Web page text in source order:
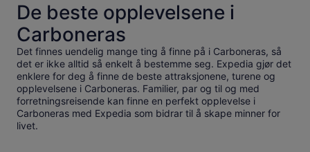
De beste opplevelsene i
Carboneras
Det finnes uendelig mange ting å finne på i Carboneras, så
det er ikke alltid så enkelt å bestemme seg. Expedia gjør det
enklere for deg å finne de beste attraksjonene, turene og
opplevelsene i Carboneras. Familier, par og til og med
forretningsreisende kan finne en perfekt opplevelse i
Carboneras med Expedia som bidrar til å skape minner for
livet.